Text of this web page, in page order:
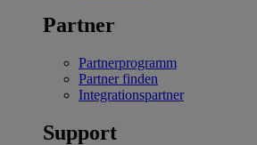
Partner
Partnerprogramm
Partner finden
Integrationspartner
Support